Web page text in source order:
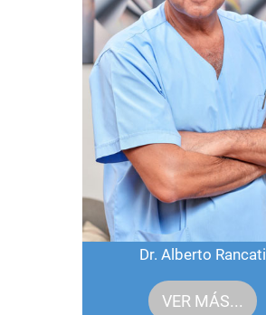
Dr. Alberto Rancati
VER MÁS...